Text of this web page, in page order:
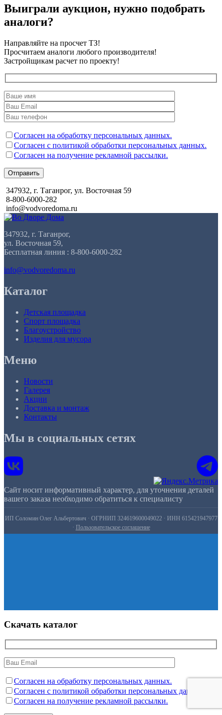
Выиграли аукцион, нужно подобрать
аналоги?
Направляйте на просчет ТЗ!
Просчитаем аналоги любого производителя!
Застройщикам расчет по проекту!
Согласен на обработку персональных данных.
Согласен с политикой обработки персональных данных.
Согласен на получение рекламной рассылки.
Отправить
347932, г. Таганрог, ул. Восточная 59
8-800-6000-282
info@vodvoredoma.ru
347932, г. Таганрог,
ул. Восточная 59,
Бесплатная линия : 8-800-6000-282
info@vodvoredoma.ru
Каталог
Детская площадка
Спорт площадка
Благоустройство
Изделия для мусора
Меню
Новости
Галерея
Акции
Доставка и монтаж
Контакты
Мы в социальных сетях
Сайт носит информативный характер, для уточнения деталей
вашего заказа необходимо обратиться к специалисту
ИП Соломин Олег Альбертович · ОГРНИП 324619600049022 · ИНН 615421947977
· Пользовательское соглашение
Скачать каталог
Согласен на обработку персональных данных.
Согласен с политикой обработки персональных данных.
Согласен на получение рекламной рассылки.